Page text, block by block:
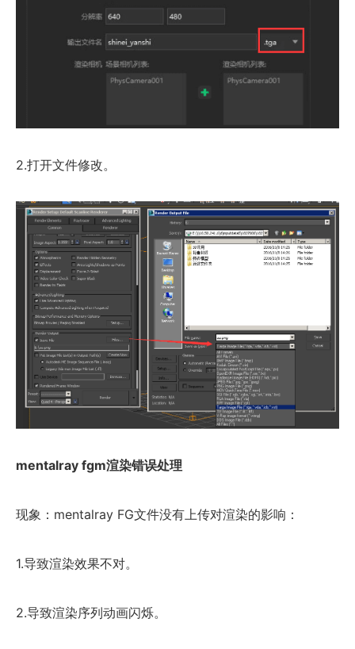
2.打开文件修改。
mentalray fgm渲染错误处理
现象：mentalray FG文件没有上传对渲染的影响：
1.导致渲染效果不对。
2.导致渲染序列动画闪烁。